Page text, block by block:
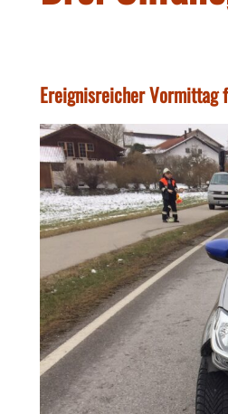
Ereignisreicher Vormittag